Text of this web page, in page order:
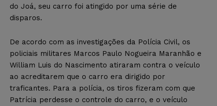
do Joá, seu carro foi atingido por uma série de
disparos.
De acordo com as investigações da Polícia Civil, os
policiais militares Marcos Paulo Nogueira Maranhão e
William Luis do Nascimento atiraram contra o veículo
ao acreditarem que o carro era dirigido por
traficantes. Para a polícia, os tiros fizeram com que
Patrícia perdesse o controle do carro, e o veículo